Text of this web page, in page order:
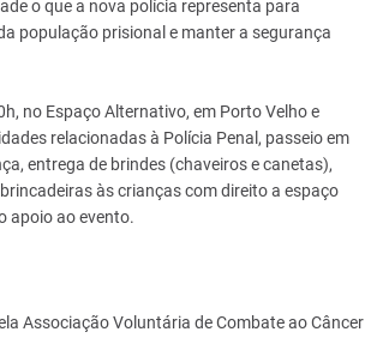
o que a nova polícia representa para
população prisional e manter a segurança
no Espaço Alternativo, em Porto Velho e
relacionadas à Polícia Penal, passeio em
entrega de brindes (chaveiros e canetas),
às crianças com direito a espaço
apoio ao evento.
Associação Voluntária de Combate ao Câncer